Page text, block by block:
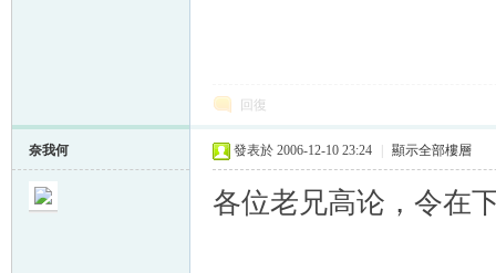
回復
奈我何 發表於 2006-12-10 23:24 顯示全部樓層
各位老兄高论，令在